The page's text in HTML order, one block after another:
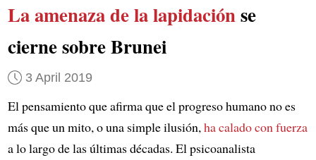
La amenaza de la lapidaciónse
cierne sobre Brunei
3 April 2019
El pensamiento que afirma que el progreso humano no es
más que un mito, o una simple ilusión,ha calado con fuerza
a lo largo de las últimas décadas. El psicoanalista